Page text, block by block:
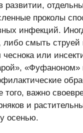
развитии,
проколы
инфекций.
либо смыть
чеснока или
«Фуфаноном»
того, важно
и
осенью.